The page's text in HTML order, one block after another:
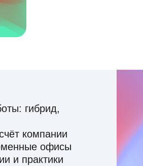
гибрид,
компании
офисы
и практики